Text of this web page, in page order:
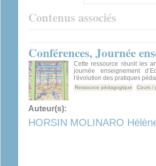
Contenus associés
Conférences, Journée
Cette ressource réunit les
journée enseignement
l'évolution des pratiques
Ressource pédagogique Cours /
Auteur(s):
HORSIN MOLINARO